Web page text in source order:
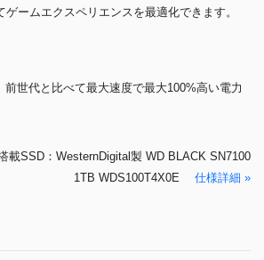
ームエクスペリエンスを最適化できます。
前世代と比べて最大速度で最大100%高い電力
載SSD：WesternDigital製 WD BLACK SN7100
1TB WDS100T4X0E 仕様詳細 »